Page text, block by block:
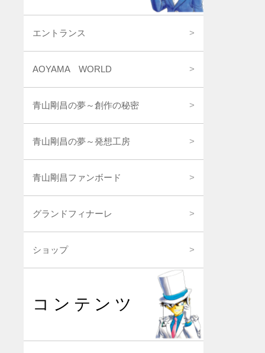
エントランス
AOYAMA WORLD
青山剛昌の夢～創作の秘密
青山剛昌の夢～発想工房
青山剛昌ファンボード
グランドフィナーレ
ショップ
コンテンツ